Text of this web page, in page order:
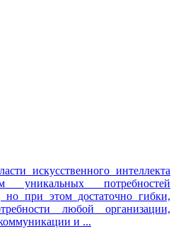
искусственного интеллекта
уникальных потребностей
но при этом достаточно гибки,
любой организации,
и ...